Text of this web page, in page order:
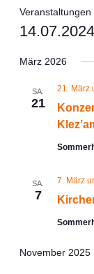
14.07.2024
wählen.
März 2026
SA.
21
21. März
SA.
7
7. März
November 2025